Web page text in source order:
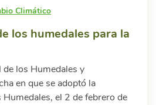
Climático
los humedales para la
los Humedales y
en que se adoptó la
el 2 de febrero de